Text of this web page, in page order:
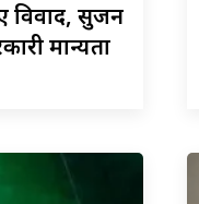
विवाद, सुजन
मान्यता